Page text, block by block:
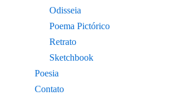
Odisseia
Poema Pictórico
Retrato
Sketchbook
Poesia
Contato